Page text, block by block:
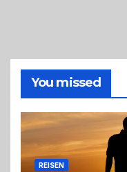
You missed
REISEN